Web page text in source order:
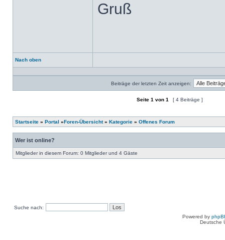
Gruß
Nach oben
Profil
Beiträge der letzten Zeit anzeigen:
Seite 1 von 1 [ 4 Beiträge ]
Startseite » Portal »Foren-Übersicht» Kategorie » Offenes Forum
Wer ist online?
Mitglieder in diesem Forum: 0 Mitglieder und 4 Gäste
Suche nach:
Powered by
Deutsche